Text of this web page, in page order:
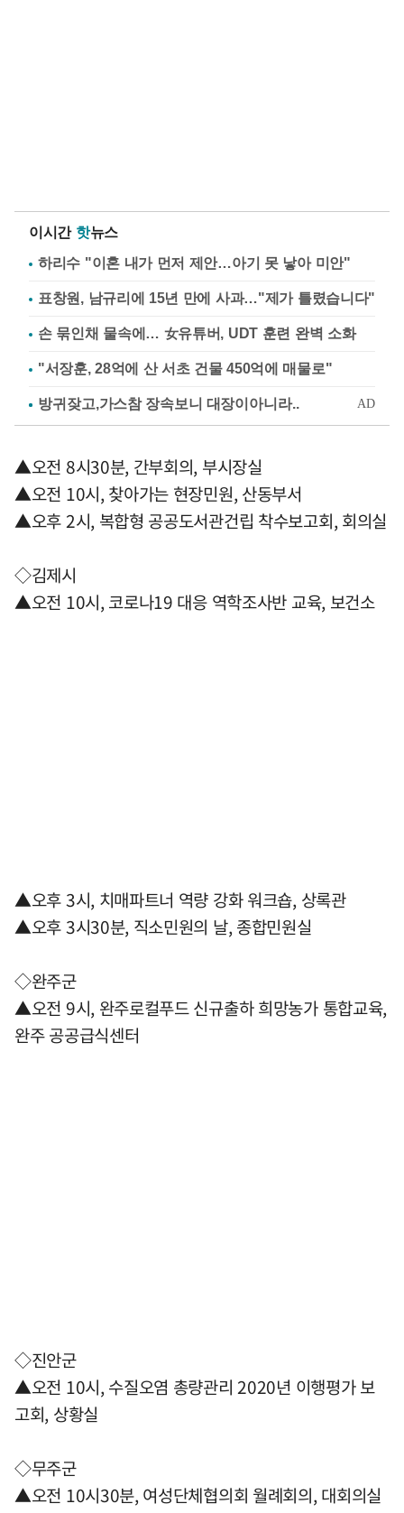
이시간 핫뉴스
하리수 "이혼 내가 먼저 제안…아기 못 낳아 미안"
표창원, 남규리에 15년 만에 사과…"제가 틀렸습니다"
손 묶인채 물속에… 女유튜버, UDT 훈련 완벽 소화
"서장훈, 28억에 산 서초 건물 450억에 매물로"
▲오전 8시30분, 간부회의, 부시장실
▲오전 10시, 찾아가는 현장민원, 산동부서
▲오후 2시, 복합형 공공도서관건립 착수보고회, 회의실
◇김제시
▲오전 10시, 코로나19 대응 역학조사반 교육, 보건소
▲오후 3시, 치매파트너 역량 강화 워크숍, 상록관
▲오후 3시30분, 직소민원의 날, 종합민원실
◇완주군
▲오전 9시, 완주로컬푸드 신규출하 희망농가 통합교육,
완주 공공급식센터
◇진안군
▲오전 10시, 수질오염 총량관리 2020년 이행평가 보
고회, 상황실
◇무주군
▲오전 10시30분, 여성단체협의회 월례회의, 대회의실